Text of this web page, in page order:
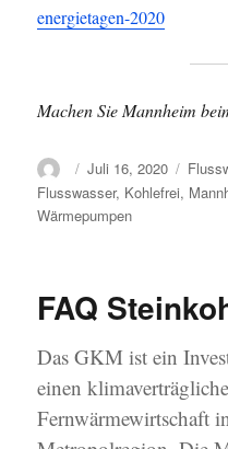
energietagen-2020
Machen Sie Mannheim
AutorVeröffentlicht
am
Juli 16, 2020
Flusswasser, Kohlefrei,
Wärmepumpen
FAQ
Das GKM ist ein
einen
Fernwärmewirtschaft